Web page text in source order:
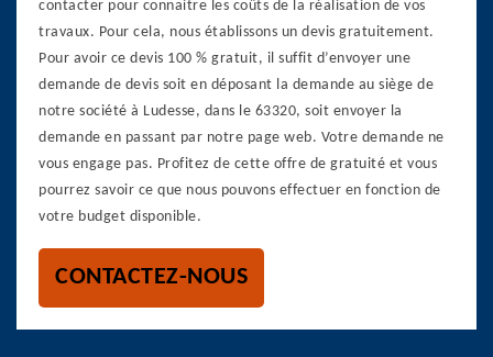
contacter pour connaitre les coûts de la réalisation de vos
travaux. Pour cela, nous établissons un devis gratuitement.
Pour avoir ce devis 100 % gratuit, il suffit d’envoyer une
demande de devis soit en déposant la demande au siège de
notre société à Ludesse, dans le 63320, soit envoyer la
demande en passant par notre page web. Votre demande ne
vous engage pas. Profitez de cette offre de gratuité et vous
pourrez savoir ce que nous pouvons effectuer en fonction de
votre budget disponible.
CONTACTEZ-NOUS